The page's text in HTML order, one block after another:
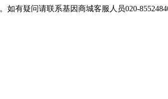
。如有疑问请联系基因商城客服人员020-